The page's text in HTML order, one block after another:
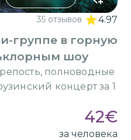
35 отзывов 4.97
группе в горную
шоу
полноводные
концерт за 1
42€
за человека